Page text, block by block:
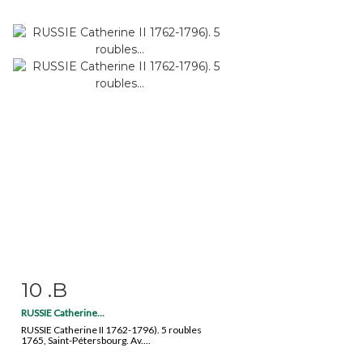
Item detail
10 .B
RUSSIE Catherine...
RUSSIE Catherine II 1762-1796). 5 roubles
1765, Saint-Pétersbourg. Av....